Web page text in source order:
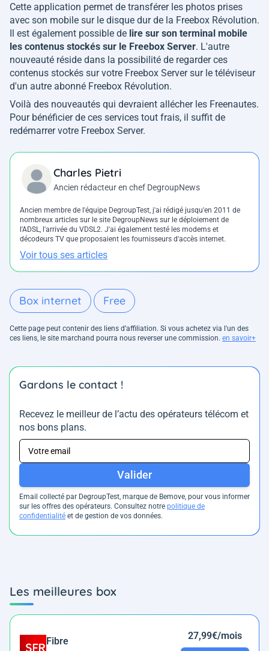
Cette application permet de transférer les photos prises
avec son mobile sur le disque dur de la Freebox Révolution.
Il est également possible de lire sur son terminal mobile
les contenus stockés sur le Freebox Server. L'autre
nouveauté réside dans la possibilité de regarder ces
contenus stockés sur votre Freebox Server sur le téléviseur
d'un autre abonné Freebox Révolution.
Voilà des nouveautés qui devraient allécher les Freenautes.
Pour bénéficier de ces services tout frais, il suffit de
redémarrer votre Freebox Server.
Charles Pietri
Ancien rédacteur en chef DegroupNews
Ancien membre de l'équipe DegroupTest, j'ai rédigé jusqu'en 2011 de
nombreux articles sur le site DegroupNews sur le déploiement de
l'ADSL, l'arrivée du VDSL2. J'ai également testé les modems et
décodeurs TV que proposaient les fournisseurs d'accès internet.
Voir tous ses articles
Box internet Free
Cette page peut contenir des liens d’affiliation. Si vous achetez via l'un des
ces liens, le site marchand pourra nous reverser une commission. en savoir+
Gardons le contact !
Recevez le meilleur de l’actu des opérateurs télécom et
nos bons plans.
Valider
Email collecté par DegroupTest, marque de Bemove, pour vous informer
sur les offres des opérateurs. Consultez notre politique de
confidentialité et de gestion de vos données.
Les meilleures box
Fibre 27,99€/mois